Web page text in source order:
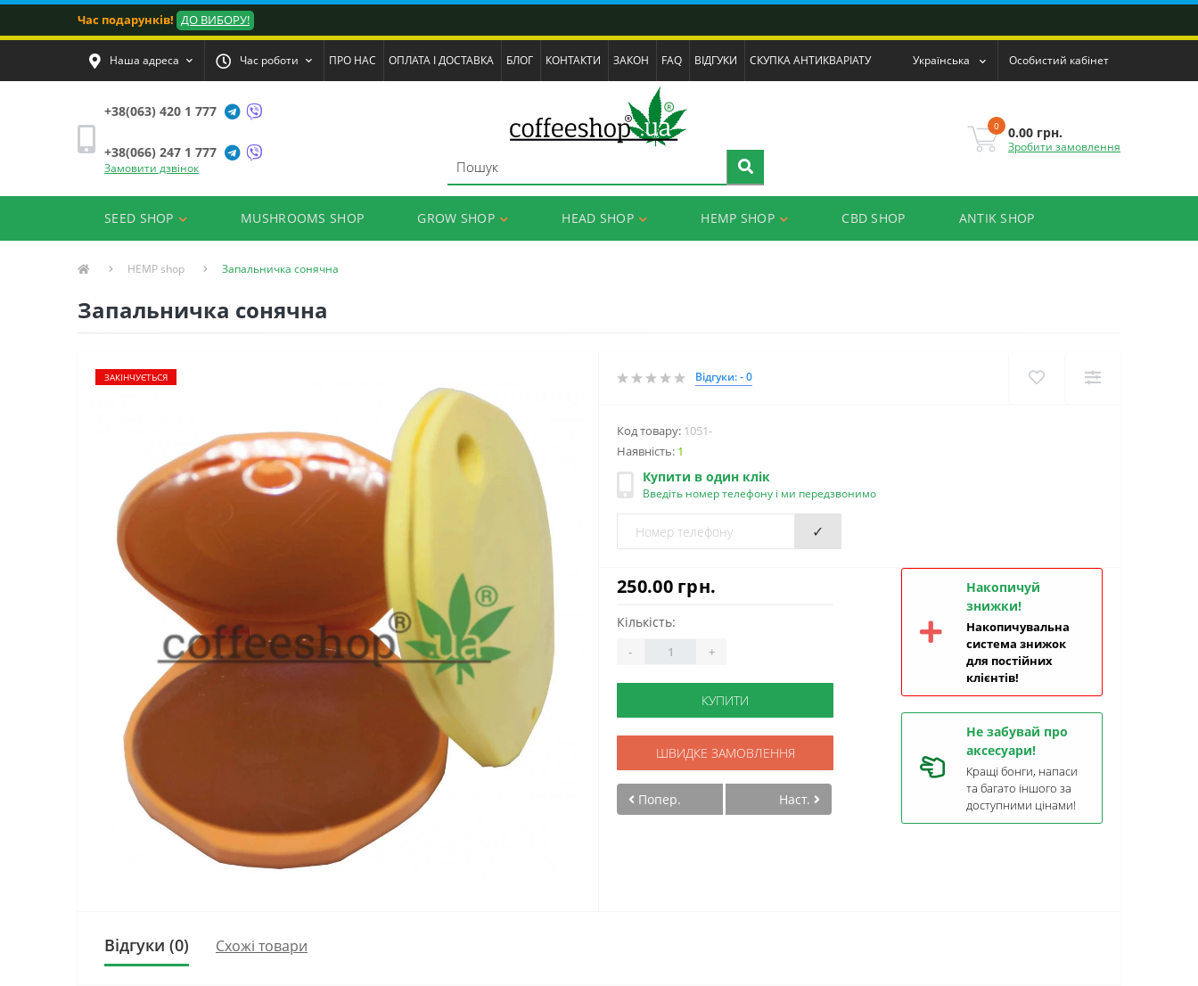
Час подарунків! ДО ВИБОРУ!
Наша адреса Час роботи ПРО НАС ОПЛАТА І ДОСТАВКА БЛОГ КОНТАКТИ ЗАКОН FAQ ВІДГУКИ СКУПКА АНТИКВАРІАТУ Українська Особистий кабінет
+38(063) 420 1 777
+38(066) 247 1 777
Замовити дзвінок
0 0.00 грн.
Зробити замовлення
SEED SHOP MUSHROOMS SHOP GROW SHOP HEAD SHOP HEMP SHOP CBD SHOP ANTIK SHOP
HEMP shop Запальничка сонячна
Запальничка сонячна
ЗАКІНЧУЄТЬСЯ Відгуки: - 0
Код товару: 1051-
Наявність: 1
Купити в один клік
Введіть номер телефону і ми передзвонимо
✓
250.00 грн.
Кількість:
- +
КУПИТИ
ШВИДКЕ ЗАМОВЛЕННЯ
Попер. Наст.
Накопичуй
знижки!
Накопичувальна
система знижок
для постійних
клієнтів!
Не забувай про
аксесуари!
Кращі бонги, напаси
та багато іншого за
доступними цінами!
Відгуки (0) Схожі товари